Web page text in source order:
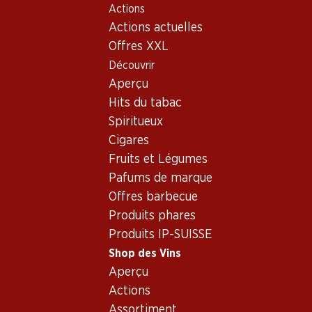
Actions
Actions actuelles
Offres XXL
Découvrir
Aperçu
Hits du tabac
Spiritueux
Cigares
Fruits et Légumes
Pafums de marque
Offres barbecue
Produits phares
Produits IP-SUISSE
Shop des Vins
Aperçu
Actions
Shop des Vins
Italie
Piémont
Braida Barbera d'Asti Bricco Uccellone DOCG
Exclusivité web !
Recto Verso